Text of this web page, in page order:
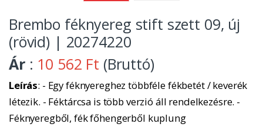
Brembo féknyereg stift szett 09, új
(rövid) | 20274220
Ár : 10 562 Ft (Bruttó)
Leírás: - Egy féknyereghez többféle fékbetét / keverék
létezik. - Féktárcsa is több verzió áll rendelkezésre. -
Féknyeregből, fék főhengerből kuplung